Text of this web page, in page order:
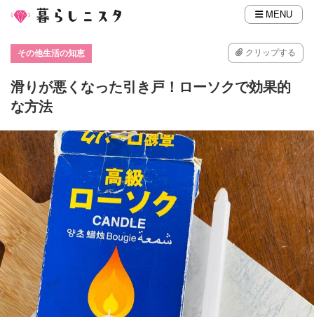
MENU
その他生活の知恵 クリップする
滑りが悪くなった引き戸！ローソクで効果的
な方法